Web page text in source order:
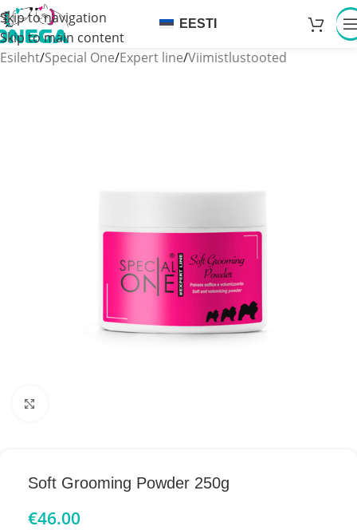
Skip to navigation
Skip to main content
EESTI
Esileht/Special One/Expert line/Viimistlustooted
Soft Grooming Powder 250g
€46.00